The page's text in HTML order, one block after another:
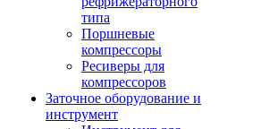
типа
Поршневые
компрессоры
Ресиверы для
компрессоров
Заточное оборудование и
инструмент